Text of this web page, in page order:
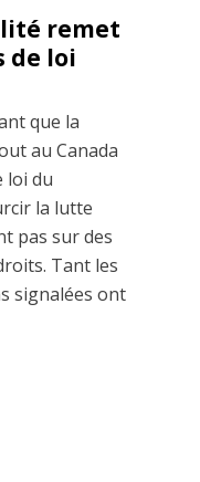
remet
de loi
que la
au Canada
loi du
la lutte
pas sur des
Tant les
signalées ont